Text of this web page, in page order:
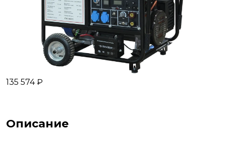
135 574 ₽
Описание